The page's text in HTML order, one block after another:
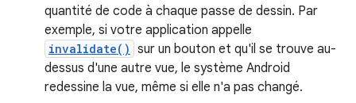
quantité de code à chaque passe de dessin. Par
exemple, si votre application appelle
invalidate() sur un bouton et qu'il se trouve au-
dessus d'une autre vue, le système Android
redessine la vue, même si elle n'a pas changé.